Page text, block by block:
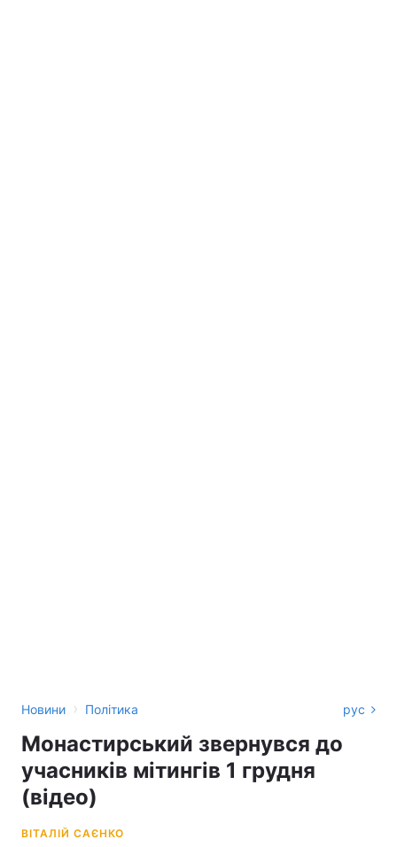
Новини › Політика рус
Монастирський звернувся до
учасників мітингів 1 грудня
(відео)
ВІТАЛІЙ САЄНКО